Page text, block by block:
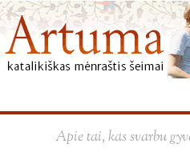
Apie tai, kas svarbu